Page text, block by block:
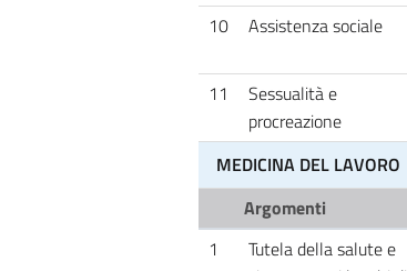
10
Assistenza sociale
11
Sessualità e
procreazione
MEDICINA DEL LAVORO
Argomenti
1
Tutela della salute e